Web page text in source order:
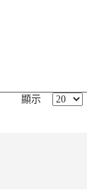
顯示